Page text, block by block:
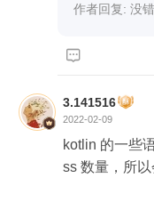
作者回复: 没错

3.141516
2022-02-09
kotlin 的一些
ss 数量，所以